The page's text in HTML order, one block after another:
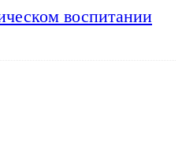
воспитании